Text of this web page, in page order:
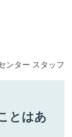
ンター スタッフ
とはあ